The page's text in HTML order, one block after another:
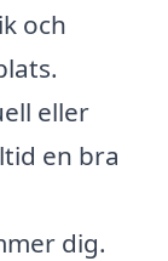
och
eller
en bra
dig.